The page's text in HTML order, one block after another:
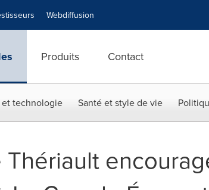
Webdiffusion
Produits Contact
et technologie Santé et style de vie
Thériault